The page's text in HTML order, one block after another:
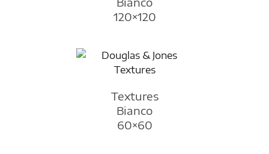
120×120
Textures
Bianco
60×60